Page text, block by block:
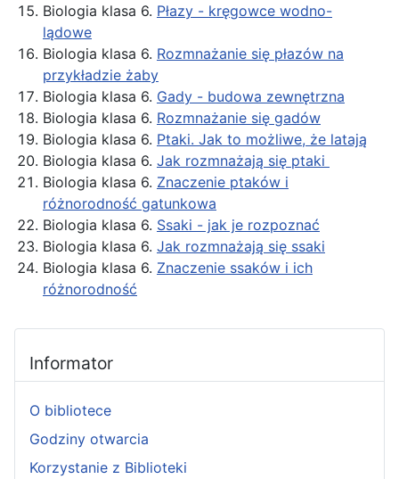
Informator
O bibliotece
Godziny otwarcia
Korzystanie z Biblioteki
Biologia klasa 6. Płazy - kręgowce wodno-
lądowe
Biologia klasa 6. Rozmnażanie się płazów na
przykładzie żaby
Biologia klasa 6. Gady - budowa zewnętrzna
Biologia klasa 6. Rozmnażanie się gadów
Biologia klasa 6. Ptaki. Jak to możliwe, że latają
Biologia klasa 6. Jak rozmnażają się ptaki
Biologia klasa 6. Znaczenie ptaków i
różnorodność gatunkowa
Biologia klasa 6. Ssaki - jak je rozpoznać
Biologia klasa 6. Jak rozmnażają się ssaki
Biologia klasa 6. Znaczenie ssaków i ich
różnorodność